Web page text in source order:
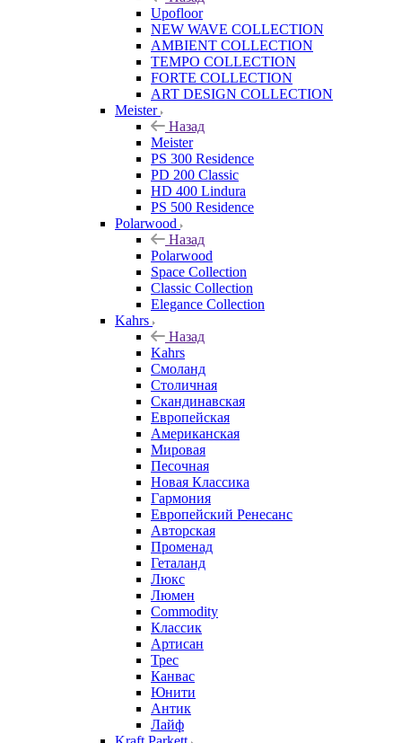
Upofloor
NEW WAVE COLLECTION
AMBIENT COLLECTION
TEMPO COLLECTION
FORTE COLLECTION
ART DESIGN COLLECTION
Meister
Назад
Meister
PS 300 Residence
PD 200 Classic
HD 400 Lindura
PS 500 Residence
Polarwood
Назад
Polarwood
Space Collection
Classic Collection
Elegance Collection
Kahrs
Назад
Kahrs
Смоланд
Столичная
Скандинавская
Европейская
Американская
Мировая
Песочная
Новая Классика
Гармония
Европейский Ренесанс
Авторская
Променад
Геталанд
Люкс
Люмен
Commodity
Классик
Артисан
Трес
Канвас
Юнити
Антик
Лайф